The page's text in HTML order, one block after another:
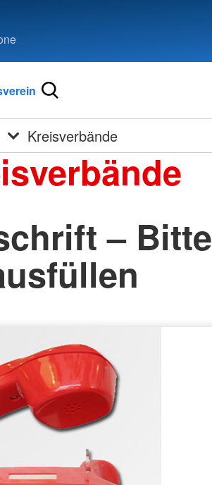
Kreisverbände
– Bitte